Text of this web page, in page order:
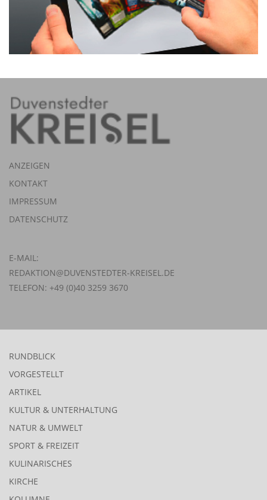
ANZEIGEN
KONTAKT
IMPRESSUM
DATENSCHUTZ
E-MAIL:
REDAKTION@DUVENSTEDTER-KREISEL.DE
TELEFON: +49 (0)40 3259 3670
RUNDBLICK
VORGESTELLT
ARTIKEL
KULTUR & UNTERHALTUNG
NATUR & UMWELT
SPORT & FREIZEIT
KULINARISCHES
KIRCHE